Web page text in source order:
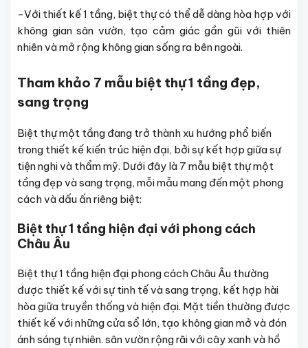
-Với thiết kế 1 tầng, biệt thự có thể dễ dàng hòa hợp với
không gian sân vườn, tạo cảm giác gần gũi với thiên
nhiên và mở rộng không gian sống ra bên ngoài.
Tham khảo 7 mẫu biệt thự 1 tầng đẹp,
sang trọng
Biệt thự một tầng đang trở thành xu hướng phổ biến
trong thiết kế kiến trúc hiện đại, bởi sự kết hợp giữa sự
tiện nghi và thẩm mỹ. Dưới đây là 7 mẫu biệt thự một
tầng đẹp và sang trọng, mỗi mẫu mang đến một phong
cách và dấu ấn riêng biệt:
Biệt thự 1 tầng hiện đại với phong cách
Châu Âu
Biệt thự 1 tầng hiện đại phong cách Châu Âu thường
được thiết kế với sự tinh tế và sang trọng, kết hợp hài
hòa giữa truyền thống và hiện đại. Mặt tiền thường được
thiết kế với những cửa sổ lớn, tạo không gian mở và đón
ánh sáng tự nhiên. sân vườn rộng rãi với cây xanh và hồ